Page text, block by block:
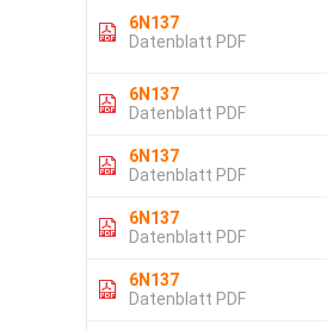
6N137
Datenblatt PDF
6N137
Datenblatt PDF
6N137
Datenblatt PDF
6N137
Datenblatt PDF
6N137
Datenblatt PDF